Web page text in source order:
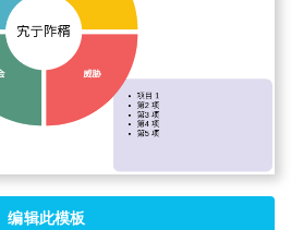
编辑此模板